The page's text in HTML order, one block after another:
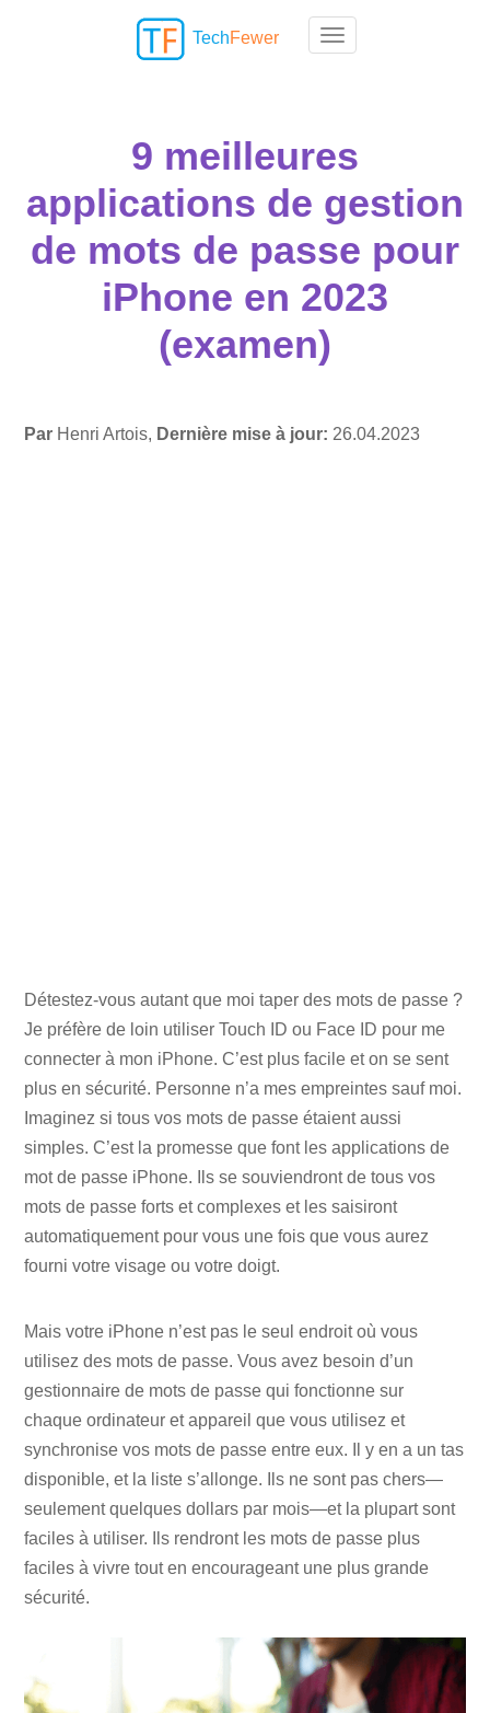
Toggle navigation
TechFewer
9 meilleures
applications de gestion
de mots de passe pour
iPhone en 2023
(examen)
Par Henri Artois, Dernière mise à jour: 26.04.2023
Détestez-vous autant que moi taper des mots de passe ?
Je préfère de loin utiliser Touch ID ou Face ID pour me
connecter à mon iPhone. C’est plus facile et on se sent
plus en sécurité. Personne n’a mes empreintes sauf moi.
Imaginez si tous vos mots de passe étaient aussi
simples. C’est la promesse que font les applications de
mot de passe iPhone. Ils se souviendront de tous vos
mots de passe forts et complexes et les saisiront
automatiquement pour vous une fois que vous aurez
fourni votre visage ou votre doigt.
Mais votre iPhone n’est pas le seul endroit où vous
utilisez des mots de passe. Vous avez besoin d’un
gestionnaire de mots de passe qui fonctionne sur
chaque ordinateur et appareil que vous utilisez et
synchronise vos mots de passe entre eux. Il y en a un tas
disponible, et la liste s’allonge. Ils ne sont pas chers—
seulement quelques dollars par mois—et la plupart sont
faciles à utiliser. Ils rendront les mots de passe plus
faciles à vivre tout en encourageant une plus grande
sécurité.